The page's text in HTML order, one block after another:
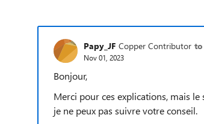
Papy_JF Copper Contributor to
Nov 01, 2023
Bonjour,
Merci pour ces explications, mais
je ne peux pas suivre votre conseil.